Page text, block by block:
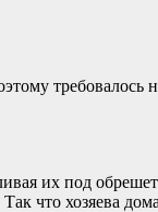
их под
что хозяева